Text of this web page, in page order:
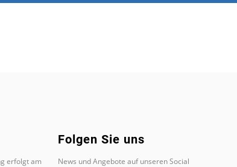
erfolgt am
Folgen Sie uns
News und Angebote auf unseren Social